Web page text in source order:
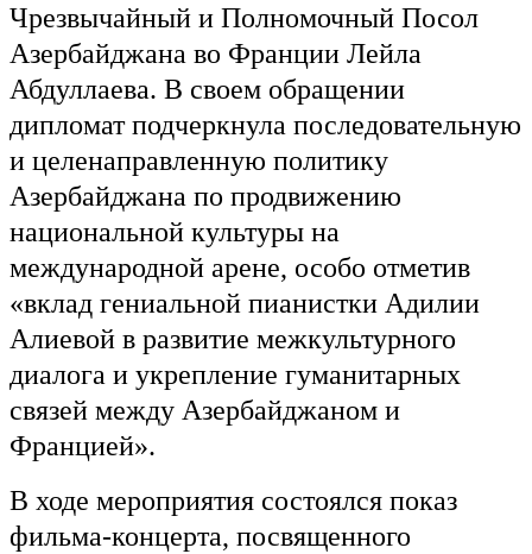
Чрезвычайный и Полномочный Посол
Азербайджана во Франции Лейла
Абдуллаева. В своем обращении
дипломат подчеркнула последовательную
и целенаправленную политику
Азербайджана по продвижению
национальной культуры на
международной арене, особо отметив
«вклад гениальной пианистки Адилии
Алиевой в развитие межкультурного
диалога и укрепление гуманитарных
связей между Азербайджаном и
Францией».
В ходе мероприятия состоялся показ
фильма-концерта, посвященного